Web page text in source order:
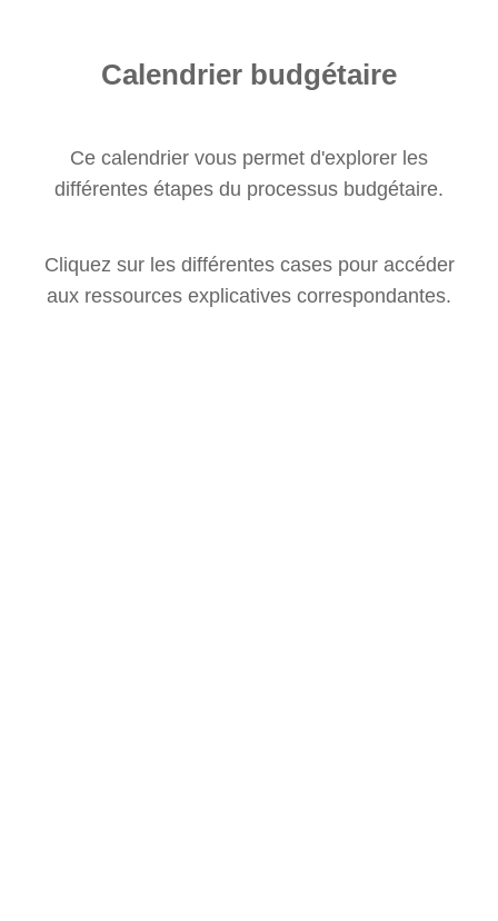
Calendrier budgétaire
Ce calendrier vous permet d'explorer les
différentes étapes du processus budgétaire.
Cliquez sur les différentes cases pour accéder
aux ressources explicatives correspondantes.